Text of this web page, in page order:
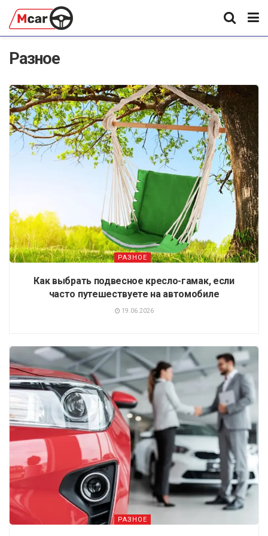
Разное
РАЗНОЕ
Как выбрать подвесное кресло-гамак, если
часто путешествуете на автомобиле
19.06.2026
РАЗНОЕ